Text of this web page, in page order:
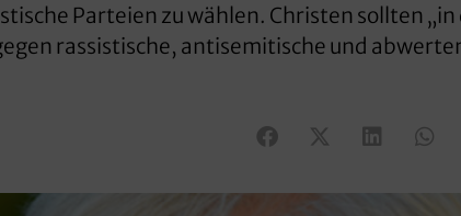
Parteien zu wählen. Christen sollten „in
rassistische, antisemitische und